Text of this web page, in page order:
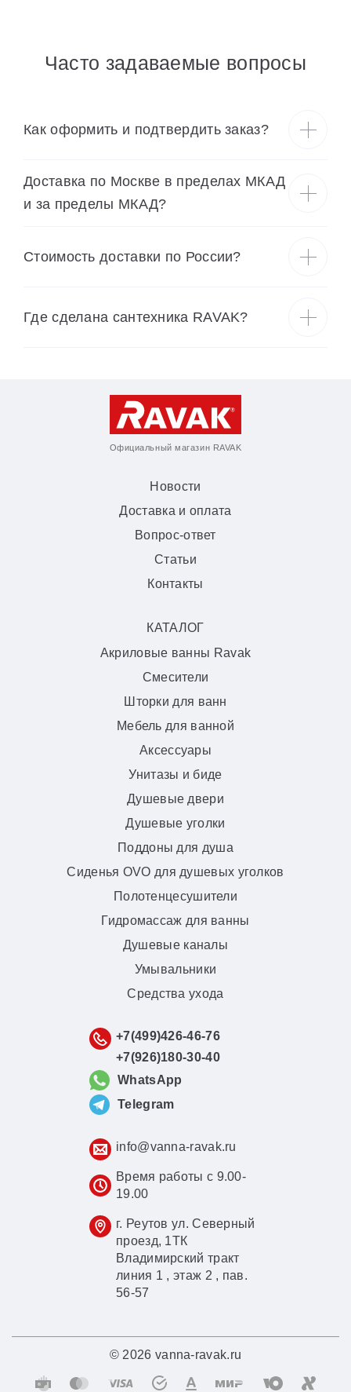
Часто задаваемые вопросы
Как оформить и подтвердить заказ?
Доставка по Москве в пределах МКАД
и за пределы МКАД?
Cтоимость доставки по России?
Где сделана сантехника RAVAK?
Официальный магазин RAVAK
Новости
Доставка и оплата
Вопрос-ответ
Статьи
Контакты
КАТАЛОГ
Акриловые ванны Ravak
Смесители
Шторки для ванн
Мебель для ванной
Аксессуары
Унитазы и биде
Душевые двери
Душевые уголки
Поддоны для душа
Сиденья OVO для душевых уголков
Полотенцесушители
Гидромассаж для ванны
Душевые каналы
Умывальники
Средства ухода
+7(499)426-46-76
+7(926)180-30-40
WhatsApp
Telegram
info@vanna-ravak.ru
Время работы с 9.00-
19.00
г. Реутов ул. Северный
проезд, 1ТК
Владимирский тракт
линия 1 , этаж 2 , пав.
56-57
© 2026 vanna-ravak.ru